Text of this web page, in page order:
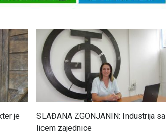
je
SLAĐANA ZGONJANIN: Industrija sa
licem zajednice